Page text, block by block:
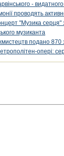
-
проводять
"Музика
музиканта
подано 870
опері: